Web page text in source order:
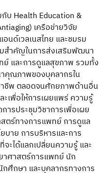
บ Health Education &
เครือข่ายวิจัย
นด์เวลเนสไทย และชมรม
มสําคัญในการส่งเสริมพัฒนา
และการดูแลสุขภาพ รวมทั้ง
คุณภาพของบุคลากรใน
ชีพ ตลอดจนศักยภาพด้านอื่น
เพื่อให้การเผยแพร่ ความรู้
ารประชุมวิชาการเพื่อเผย
ตร์ทางการแพทย์ การดูแล
บาย การบริหารและการ
ะได้แลกเปลี่ยนความรู้ และ
ศาสตร์การแพทย์ นัก
ศึกษา และบุคลากรทางการ